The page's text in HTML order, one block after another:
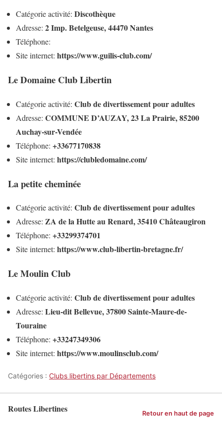
Catégorie activité: Discothèque
Adresse: 2 Imp. Betelgeuse, 44470 Nantes
Téléphone:
Site internet: https://www.guilis-club.com/
Le Domaine Club Libertin
Catégorie activité: Club de divertissement pour adultes
Adresse: COMMUNE D’AUZAY, 23 La Prairie, 85200
Auchay-sur-Vendée
Téléphone: +33677170838
Site internet: https://clubledomaine.com/
La petite cheminée
Catégorie activité: Club de divertissement pour adultes
Adresse: ZA de la Hutte au Renard, 35410 Châteaugiron
Téléphone: +33299374701
Site internet: https://www.club-libertin-bretagne.fr/
Le Moulin Club
Catégorie activité: Club de divertissement pour adultes
Adresse: Lieu-dit Bellevue, 37800 Sainte-Maure-de-
Touraine
Téléphone: +33247349306
Site internet: https://www.moulinsclub.com/
Catégories : Clubs libertins par Départements
Routes Libertines Retour en haut de page